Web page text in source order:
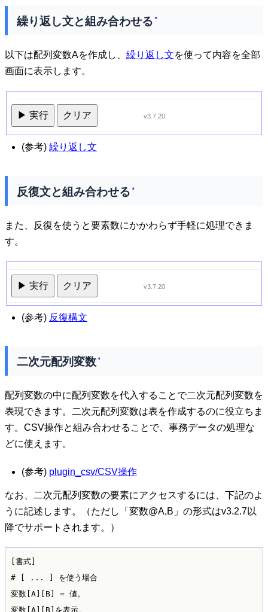
繰り返し文と組み合わせる *
以下は配列変数Aを作成し、 繰り返し文を使って内容を全部
画面に表示します。
▶ 実行 クリア v3.7.20
(参考) 繰り返し文
反復文と組み合わせる *
また、反復を使うと要素数にかかわらず手軽に処理できま
す。
▶ 実行 クリア v3.7.20
(参考) 反復構文
二次元配列変数 *
配列変数の中に配列変数を代入することで二次元配列変数を
表現できます。二次元配列変数は表を作成するのに役立ちま
す。CSV操作と組み合わせることで、事務データの処理な
どに使えます。
(参考) plugin_csv/CSV操作
なお、二次元配列変数の要素にアクセスするには、下記のよ
うに記述します。（ただし「変数@A,B」の形式はv3.2.7以
降でサポートされます。）
[書式]
# [ ... ] を使う場合
変数[A][B] = 値。
変数[A][B]を表示。